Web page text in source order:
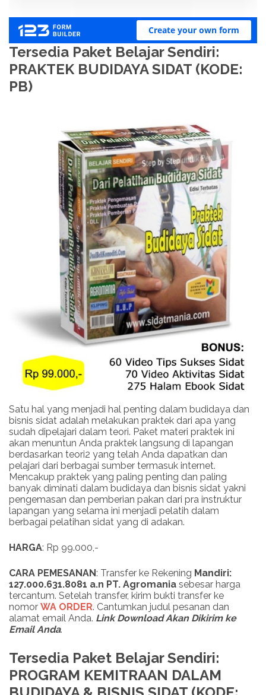
Tersedia Paket Belajar Sendiri:
PRAKTEK BUDIDAYA SIDAT (KODE:
PB)
Satu hal yang menjadi hal penting dalam budidaya dan
bisnis sidat adalah melakukan praktek dari apa yang
sudah dipelajari dalam teori. Paket materi praktek ini
akan menuntun Anda praktek langsung di lapangan
berdasarkan teori2 yang telah Anda dapatkan dan
pelajari dari berbagai sumber termasuk internet.
Mencakup praktek yang paling penting dan paling
banyak diminati dalam budidaya dan bisnis sidat yakni
pengemasan dan pemberian pakan dari pra instruktur
lapangan yang selama ini menjadi pelatih dalam
berbagai pelatihan sidat yang di adakan.
HARGA: Rp 99.000,-
CARA PEMESANAN: Transfer ke Rekening Mandiri:
127.000.631.8081 a.n PT. Agromania sebesar harga
tercantum. Setelah transfer, kirim bukti transfer ke
nomor WA ORDER. Cantumkan judul pesanan dan
alamat email Anda. LinkDownloadAkan Dikirim ke
Email Anda.
Tersedia Paket Belajar Sendiri:
PROGRAM KEMITRAAN DALAM